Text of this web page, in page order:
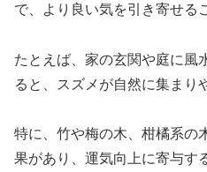
で、より良い気を引き寄せる
たとえば、家の玄関や庭に風
ると、スズメが自然に集まり
特に、竹や梅の木、柑橘系の
果があり、運気向上に寄与す